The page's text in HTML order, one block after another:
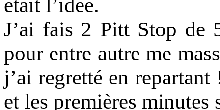
était l’idée.
J’ai fais 2 Pitt Stop de
pour entre autre me
j’ai regretté en
et les premières minutes